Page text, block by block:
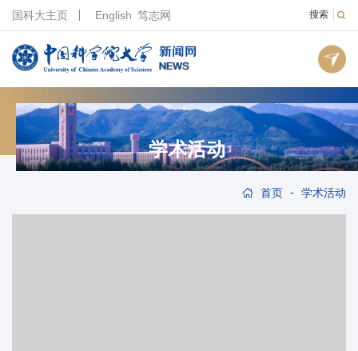
搜索
国科大主页 English 笃志网
学术活动
首页 - 学术活动